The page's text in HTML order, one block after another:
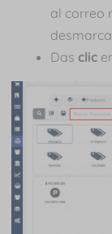
al correo
Das clic